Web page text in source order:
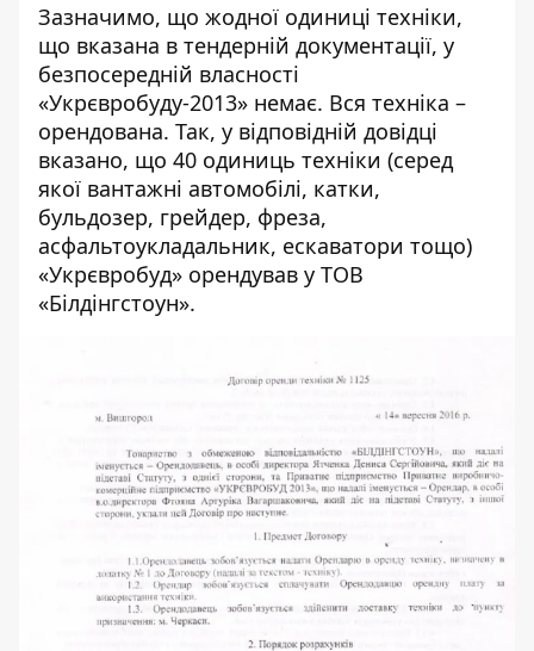
Зазначимо, що жодної одиниці техніки,
що вказана в тендерній документації, у
безпосередній власності
«Укрєвробуду-2013» немає. Вся техніка –
орендована. Так, у відповідній довідці
вказано, що 40 одиниць техніки (серед
якої вантажні автомобілі, катки,
бульдозер, грейдер, фреза,
асфальтоукладальник, ескаватори тощо)
«Укрєвробуд» орендував у ТОВ
«Білдінгстоун».